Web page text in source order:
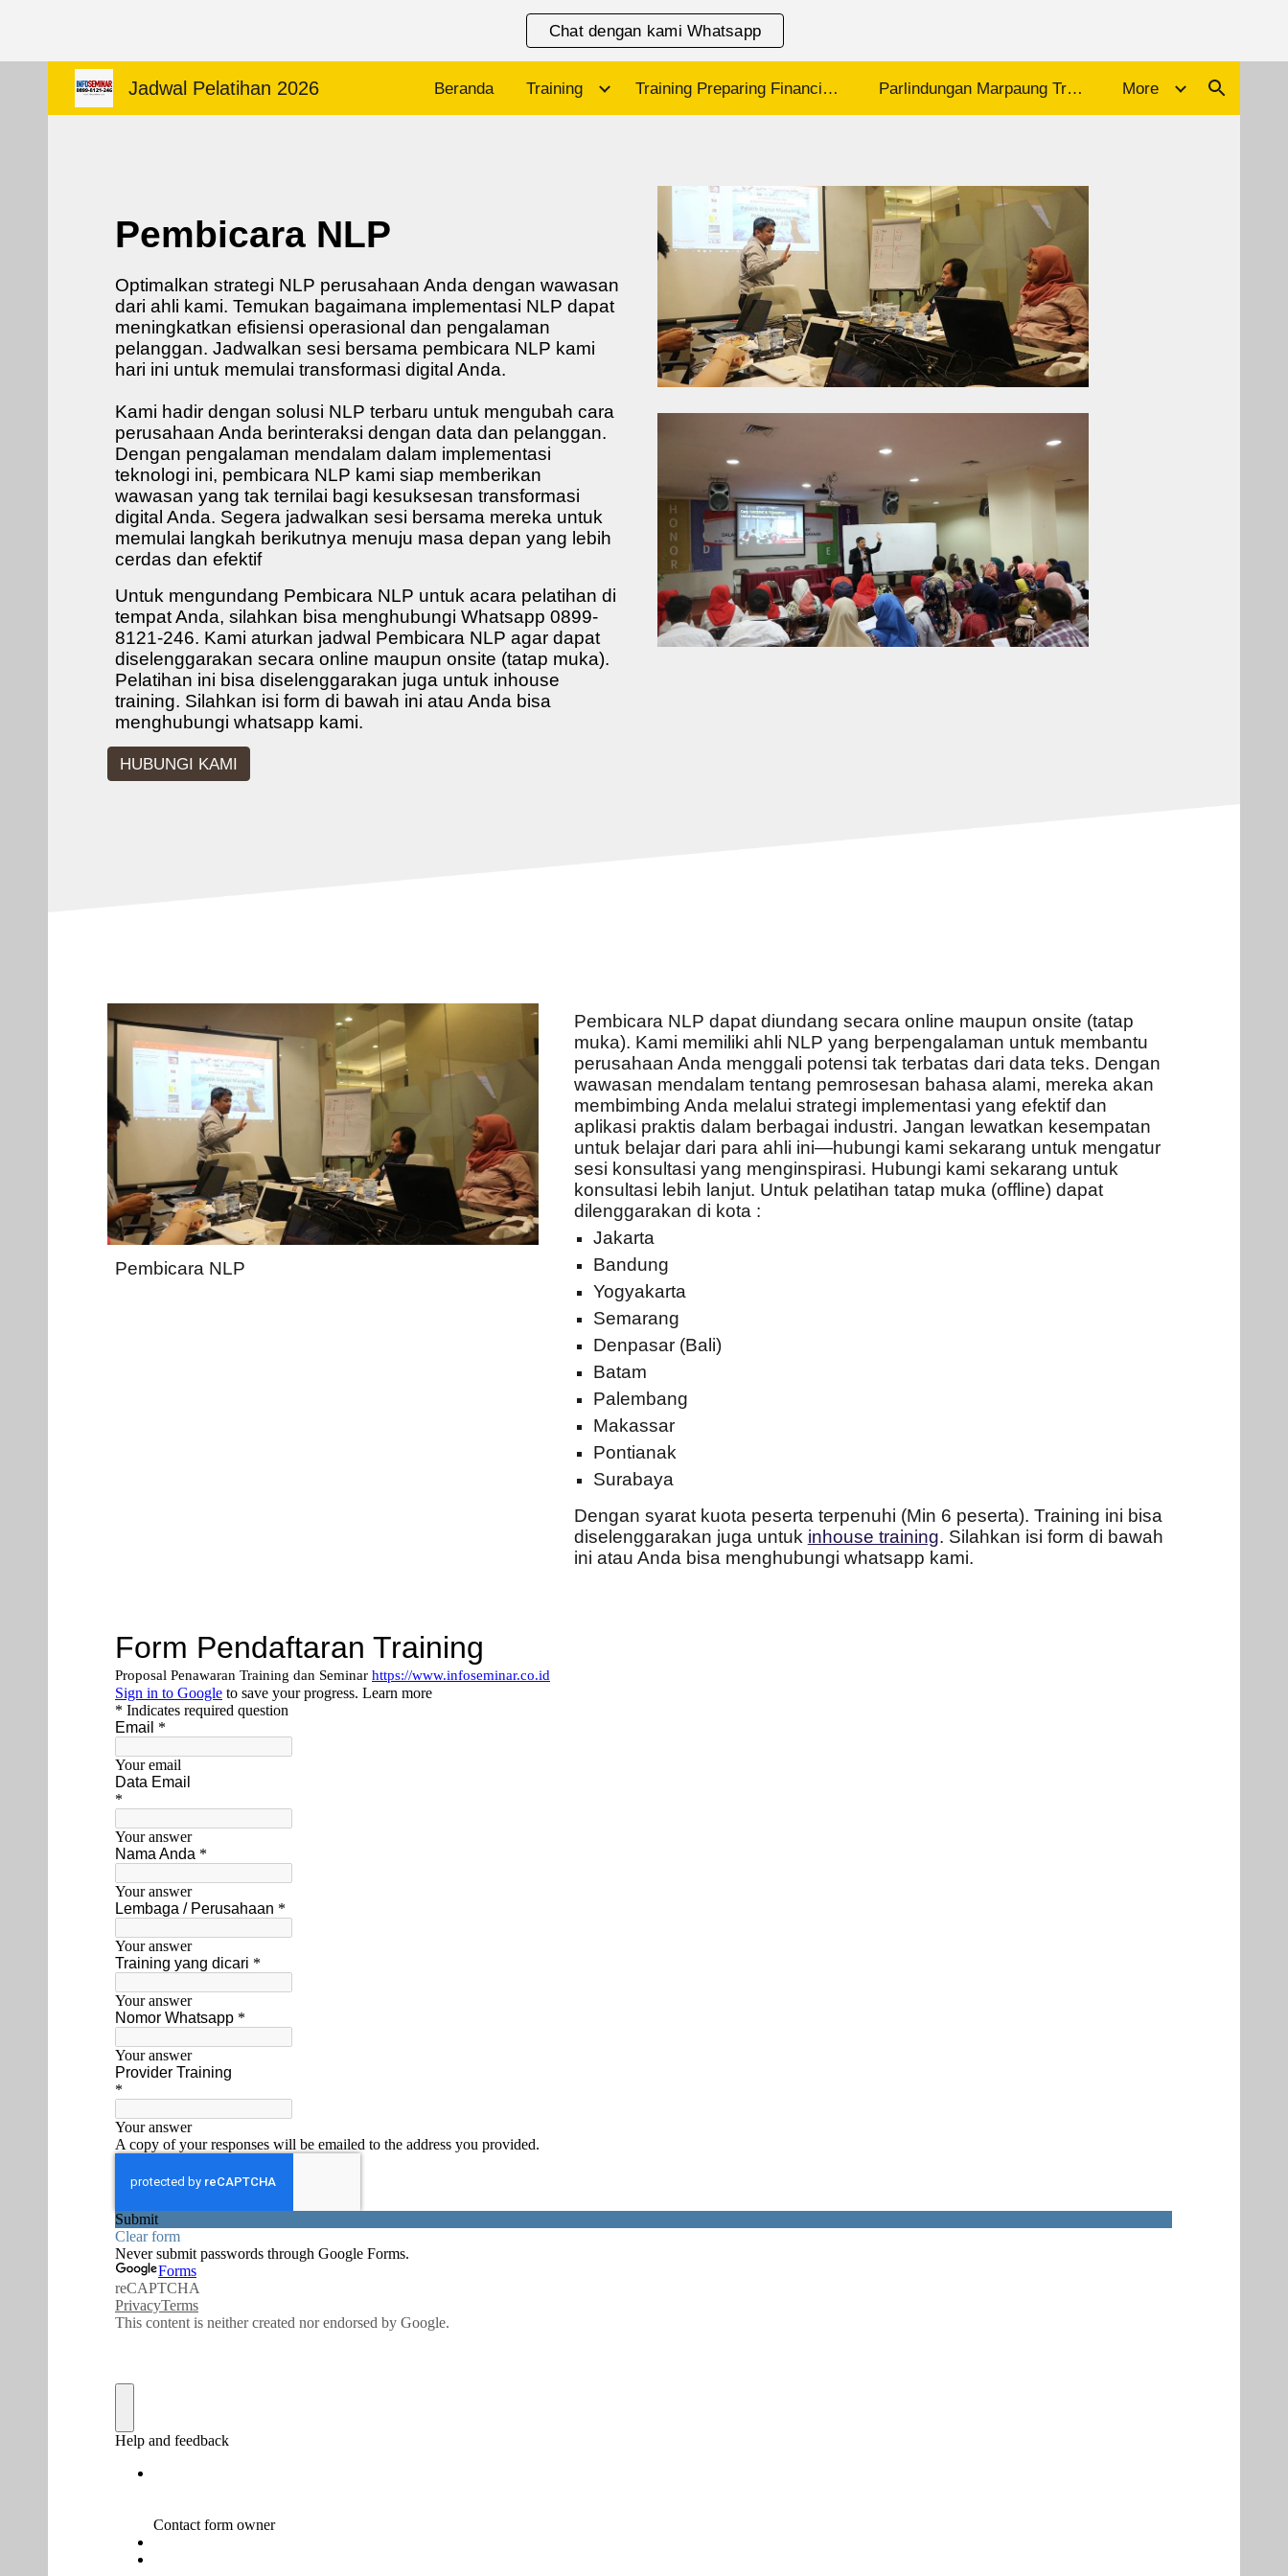
Skip to navigation
Chat dengan kami Whatsapp
Jadwal Pelatihan 2026 Beranda Training Training Preparing Financial Statements and the Annual Report Parlindungan Marpaung Trainer Motivasi More
Pembicara NLP
Optimalkan strategi NLP perusahaan Anda dengan wawasan
dari ahli kami. Temukan bagaimana implementasi NLP dapat
meningkatkan efisiensi operasional dan pengalaman
pelanggan. Jadwalkan sesi bersama pembicara NLP kami
hari ini untuk memulai transformasi digital Anda.
Kami hadir dengan solusi NLP terbaru untuk mengubah cara
perusahaan Anda berinteraksi dengan data dan pelanggan.
Dengan pengalaman mendalam dalam implementasi
teknologi ini, pembicara NLP kami siap memberikan
wawasan yang tak ternilai bagi kesuksesan transformasi
digital Anda. Segera jadwalkan sesi bersama mereka untuk
memulai langkah berikutnya menuju masa depan yang lebih
cerdas dan efektif
Untuk mengundang Pembicara NLP untuk acara pelatihan di
tempat Anda, silahkan bisa menghubungi Whatsapp 0899-
8121-246. Kami aturkan jadwal Pembicara NLP agardapat
diselenggarakan secara online maupun onsite (tatap muka).
Pelatihan ini bisa diselenggarakan juga untuk inhouse
training. Silahkan isi form di bawah ini atau Anda bisa
menghubungi whatsapp kami.
HUBUNGI KAMI
Pembicara NLP
Pembicara NLP dapat diundang secara online maupun onsite (tatap
muka). Kami memiliki ahli NLP yang berpengalaman untuk membantu
perusahaan Anda menggali potensi tak terbatas dari data teks. Dengan
wawasan mendalam tentang pemrosesan bahasa alami, mereka akan
membimbing Anda melalui strategi implementasi yang efektif dan
aplikasi praktis dalam berbagai industri. Jangan lewatkan kesempatan
untuk belajar dari para ahli ini—hubungi kami sekarang untuk mengatur
sesi konsultasi yang menginspirasi. Hubungi kami sekarang untuk
konsultasi lebih lanjut. Untuk pelatihan tatap muka (offline) dapat
dilenggarakan di kota :
Jakarta
Bandung
Yogyakarta
Semarang
Denpasar (Bali)
Batam
Palembang
Makassar
Pontianak
Surabaya
Dengan syarat kuota peserta terpenuhi (Min 6 peserta). Training ini bisa
diselenggarakan juga untuk inhouse training. Silahkan isi form di bawah
ini atau Anda bisa menghubungi whatsapp kami.